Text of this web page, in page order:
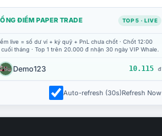
ĐIỂM PAPER TRADE TOP 5 · LIVE
live = số dư ví + ký quỹ + PnL chưa chốt · Chốt 12:00
tháng · Top 1 trên 20.000 đ nhận 30 ngày VIP Whale.
Demo123 10.115 đ
Auto-refresh (30s)Refresh Now